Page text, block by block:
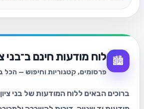
🏙️ לוח מודעות חינם ב־בני
פרסומים, קטגוריות וחיפוש —
ברוכים הבאים ללוח המודעות של בני